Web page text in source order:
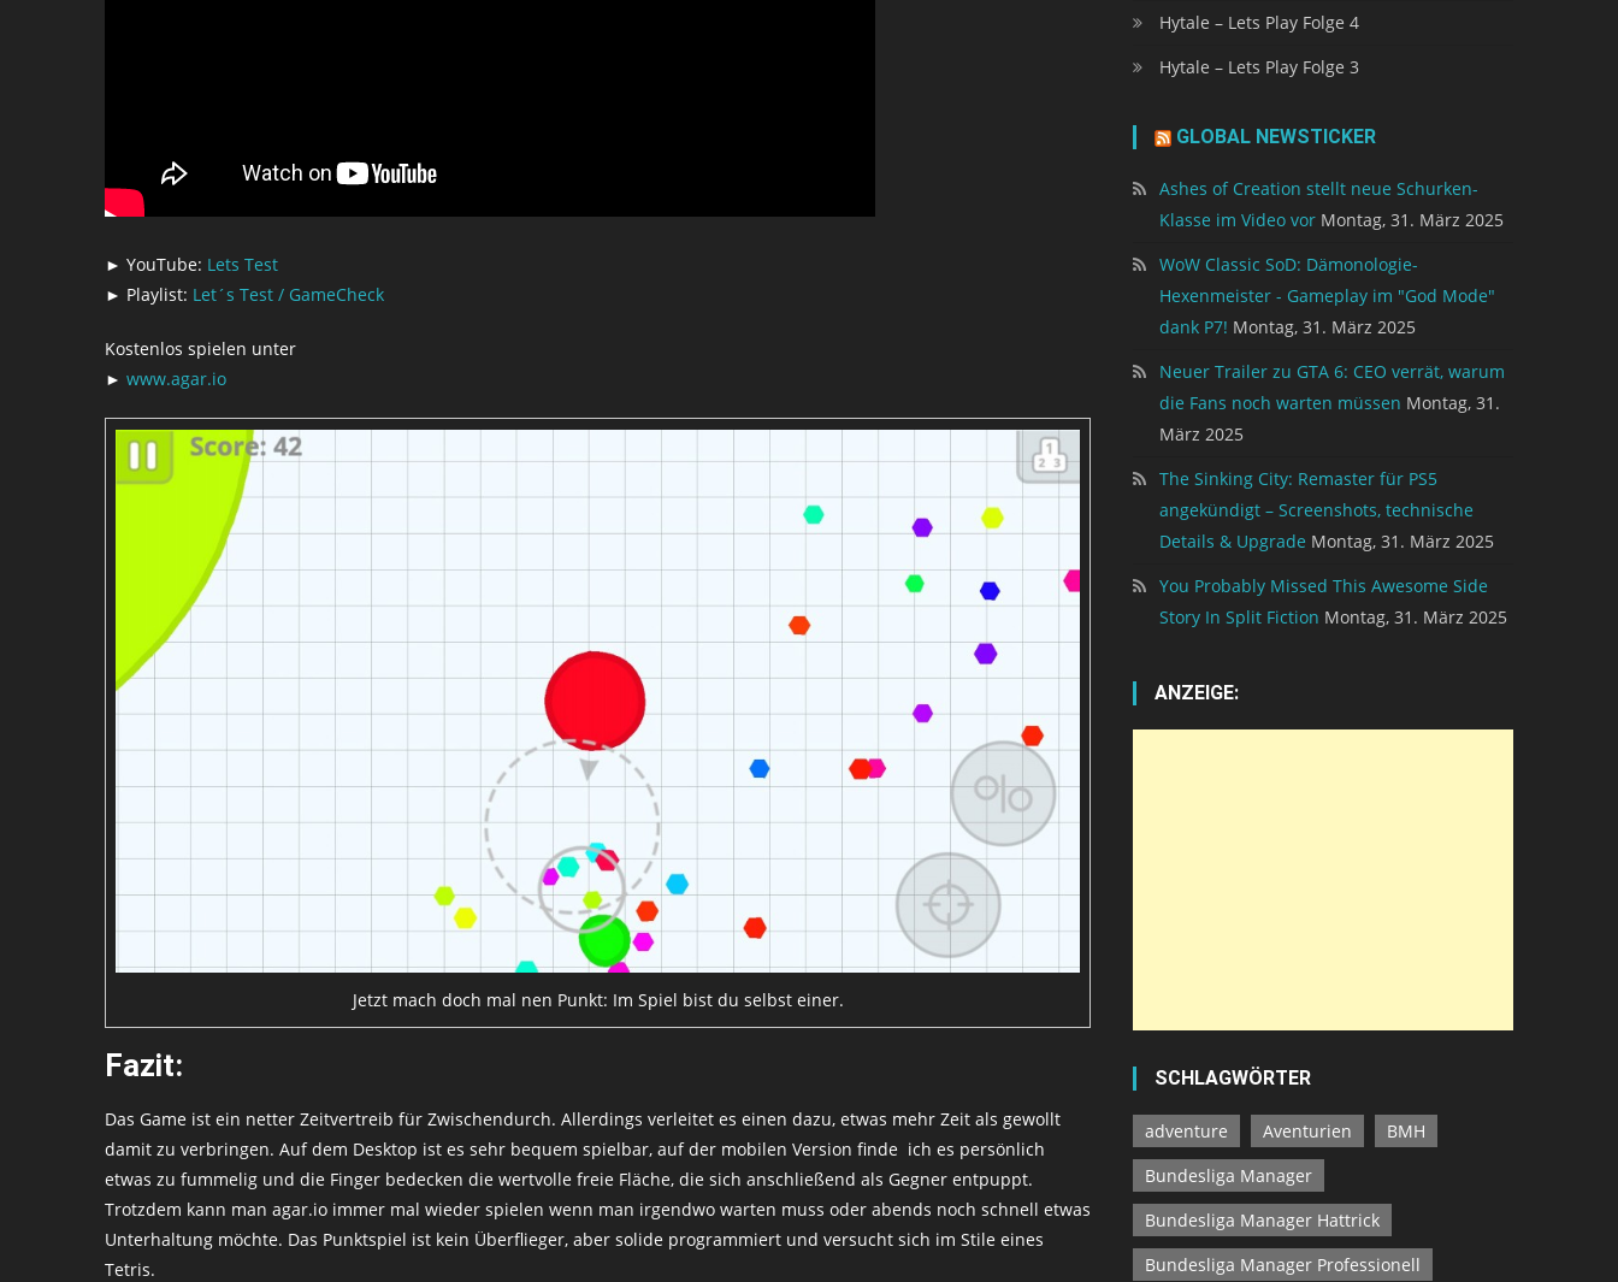
► YouTube: Lets Test
► Playlist: Let´s Test / GameCheck
Kostenlos spielen unter
► www.agar.io
Jetzt mach doch mal nen Punkt: Im Spiel bist du selbst einer.
Fazit:
Das Game ist ein netter Zeitvertreib für Zwischendurch. Allerdings verleitet es einen dazu, etwas mehr Zeit als gewollt
damit zu verbringen. Auf dem Desktop ist es sehr bequem spielbar, auf der mobilen Version finde ich es persönlich
etwas zu fummelig und die Finger bedecken die wertvolle freie Fläche, die sich anschließend als Gegner entpuppt.
Trotzdem kann man agar.io immer mal wieder spielen wenn man irgendwo warten muss oder abends noch schnell etwas
Unterhaltung möchte. Das Punktspiel ist kein Überflieger, aber solide programmiert und versucht sich im Stile eines
Tetris.
Hytale – Lets Play Folge 4
Hytale – Lets Play Folge 3
GLOBAL NEWSTICKER
Ashes of Creation stellt neue Schurken-
Klasse im Video vor Montag, 31. März 2025
WoW Classic SoD: Dämonologie-
Hexenmeister - Gameplay im "God Mode"
dank P7! Montag, 31. März 2025
Neuer Trailer zu GTA 6: CEO verrät, warum
die Fans noch warten müssen Montag, 31.
März 2025
The Sinking City: Remaster für PS5
angekündigt – Screenshots, technische
Details & Upgrade Montag, 31. März 2025
You Probably Missed This Awesome Side
Story In Split Fiction Montag, 31. März 2025
ANZEIGE:
SCHLAGWÖRTER
adventure Aventurien
BMH
Bundesliga Manager
Bundesliga Manager Hattrick
Bundesliga Manager Professionell